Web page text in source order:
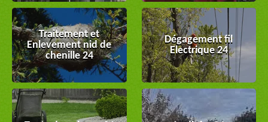
Traitement et
Enlevement nid de
chenille 24
Dégagement fil
Electrique 24